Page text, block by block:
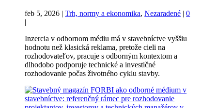
feb 5, 2026 |Trh, normy a ekonomika,Nezaradené |0
|
Inzercia v odbornom médiu má v stavebníctve vyššiu
hodnotu než klasická reklama, pretože cieli na
rozhodovateľov, pracuje s odborným kontextom a
dlhodobo podporuje technické a investičné
rozhodovanie počas životného cyklu stavby.